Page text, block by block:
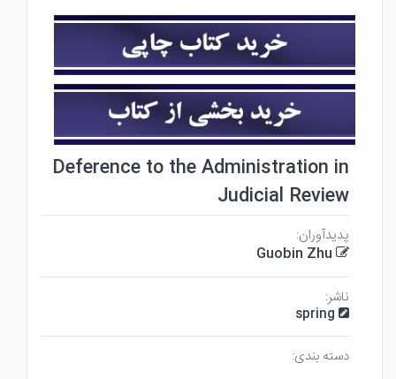
Deference to the Administration in
Judicial Review
پدیدآوران:
Guobin Zhu
ناشر:
spring
دسته بندی: